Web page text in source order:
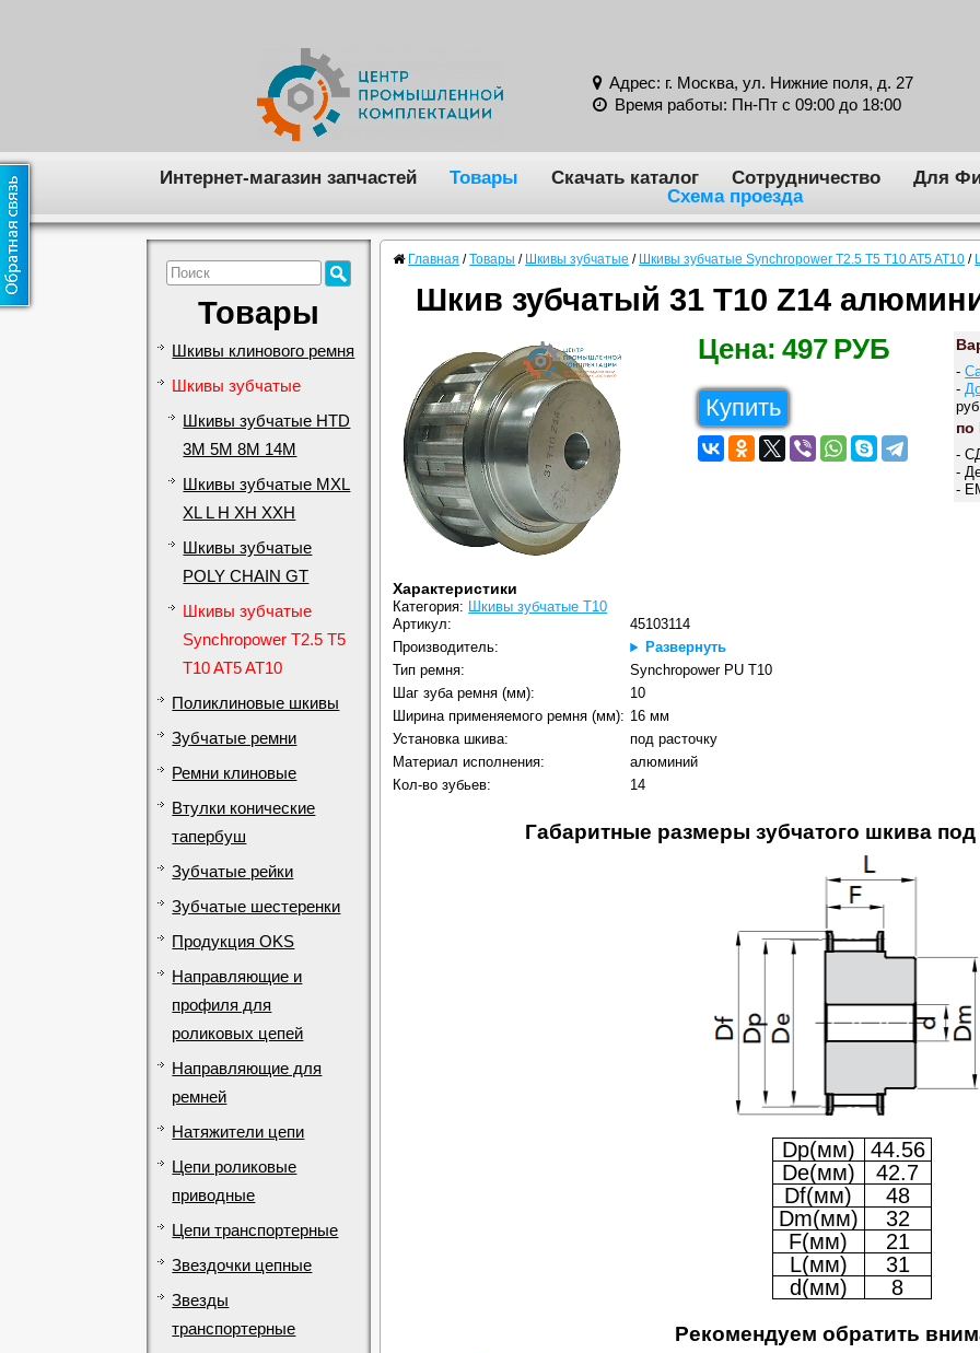
Адрес: г. Москва, ул. Нижние поля, д. 27
Время работы: Пн-Пт с 09:00 до 18:00
Интернет-магазин запчастей Товары Скачать каталог Сотрудничество
Для
Схема проезда
Товары
Шкивы клинового ремня
Шкивы зубчатые
Шкивы зубчатые HTD
3M 5M 8M 14M
Шкивы зубчатые MXL
XL L H XH XXH
Шкивы зубчатые
POLY CHAIN GT
Шкивы зубчатые
Synchropower T2.5 T5
T10 AT5 AT10
Поликлиновые шкивы
Зубчатые ремни
Ремни клиновые
Втулки конические
тапербуш
Зубчатые рейки
Зубчатые шестеренки
Продукция OKS
Направляющие и
профиля для
роликовых цепей
Направляющие для
ремней
Натяжители цепи
Цепи роликовые
приводные
Цепи транспортерные
Звездочки цепные
Звезды
транспортерные
Главная / Товары / Шкивы зубчатые / Шкивы зубчатые Synchropower T2.5 T5 T10 AT5 AT10 /
Шкив зубчатый 31 T10 Z14
Цена: 497 РУБ
Купить
-
-
по
-
-
-
Характеристики
Категория: Шкивы зубчатые T10
Артикул:
45103114
Производитель:
Развернуть
Тип ремня:
Synchropower PU T10
Шаг зуба ремня (мм):
10
Ширина применяемого ремня (мм): 16 мм
Установка шкива:
под расточку
Материал исполнения:
алюминий
Кол-во зубьев:
14
Габаритные размеры зубчатого шкива под
Dp(мм)
44.56
De(мм)
42.7
Df(мм)
48
Dm(мм)
32
F(мм)
21
L(мм)
31
d(мм)
8
Рекомендуем обратить